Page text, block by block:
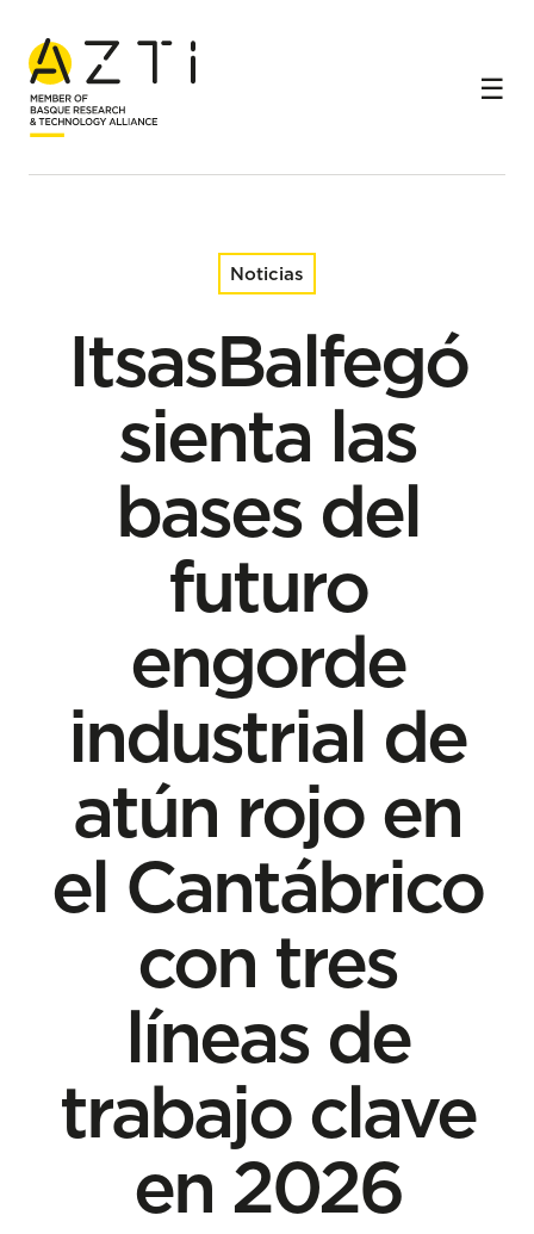
Inicio
Noticias
ItsasBalfegó sienta las bases del futuro engorde
industrial de atún rojo en el Cantábrico con tres líneas de
trabajo clave en 2026
Noticias
ItsasBalfegó
sienta las
bases del
futuro
engorde
industrial de
atún rojo en
el Cantábrico
con tres
líneas de
trabajo clave
en 2026